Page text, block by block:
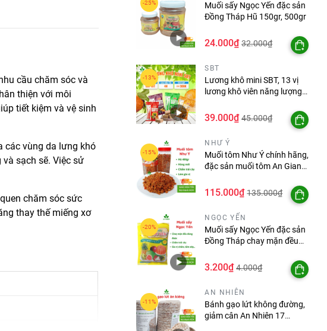
cầu chăm sóc và
thiện với môi
tiết kiệm và vệ sinh
các vùng da lưng khó
sạch sẽ. Việc sử
chăm sóc sức
thay thế miếng xơ
Muối sấy Ngọc Yến đặc sản
Đồng Tháp Hũ 150gr, 500gr
24.000₫ 32.000₫
SBT
Lương khô mini SBT, 13 vị
lương khô viên năng lượng
ngày
39.000₫ 45.000₫
NHƯ Ý
Muối tôm Như Ý chính hãng,
đặc sản muối tôm An Giang
115.000₫ 135.000₫
NGỌC YẾN
Muối sấy Ngọc Yến đặc sản
Đồng Tháp chay mặn đều
250g
3.200₫ 4.000₫
AN NHIÊN
Bánh gạo lứt không đường,
giảm cân An Nhiên 17